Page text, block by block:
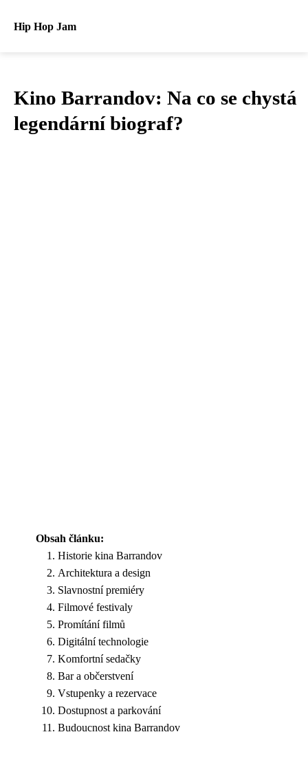
Hip Hop Jam
Kino Barrandov: Na co se chystá
legendární biograf?
Obsah článku:
Historie kina Barrandov
Architektura a design
Slavnostní premiéry
Filmové festivaly
Promítání filmů
Digitální technologie
Komfortní sedačky
Bar a občerstvení
Vstupenky a rezervace
Dostupnost a parkování
Budoucnost kina Barrandov